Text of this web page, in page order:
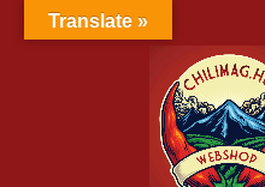
Translate »